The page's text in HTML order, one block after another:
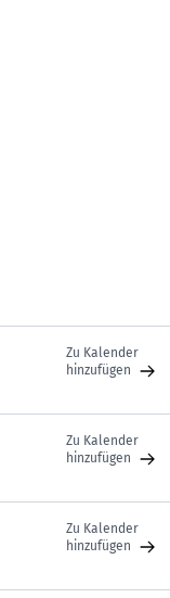
Zu Kalender
hinzufügen
Zu Kalender
hinzufügen
Zu Kalender
hinzufügen